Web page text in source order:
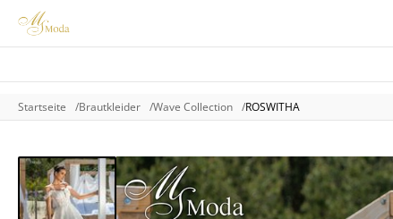
Startseite Brautkleider Wave Collection ROSWITHA